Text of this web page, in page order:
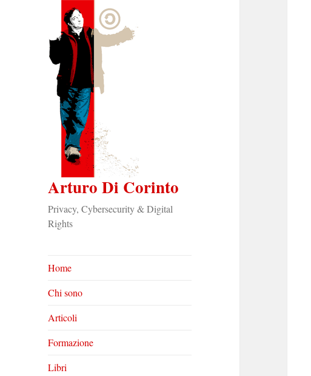
Arturo Di Corinto
Privacy, Cybersecurity & Digital
Rights
Home
Chi sono
Articoli
Formazione
Libri